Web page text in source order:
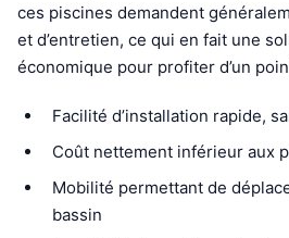
ces piscines demandent
et d’entretien, ce qui en fait une
économique pour profiter d’un
Facilité d’installation rapide,
Coût nettement inférieur aux
Mobilité permettant de
bassin